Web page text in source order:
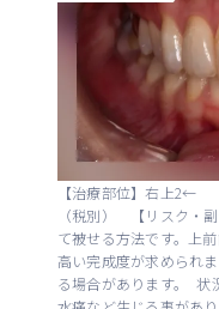
【治療部位】右上2←
（税別） 【リスク・
て被せる方法です。上
高い完成度が求められ
る場合があります。 状